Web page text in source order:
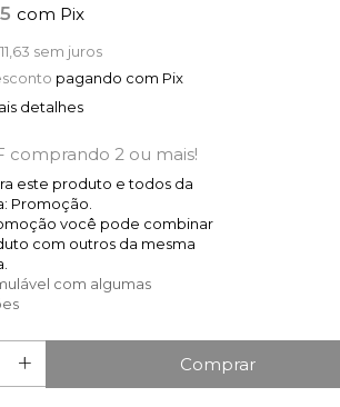
com Pix
sem juros
pagando com Pix
detalhes
comprando 2 ou mais!
este produto e todos da
Promoção.
você pode combinar
com outros da mesma
com algumas